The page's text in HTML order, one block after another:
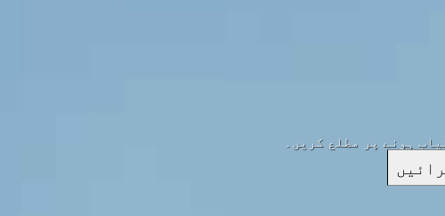
ہونے پر مطلع کریں۔